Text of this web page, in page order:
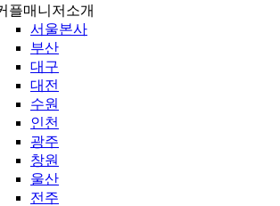
플매니저소개
서울본사
부산
대구
대전
수원
인천
광주
창원
울산
전주